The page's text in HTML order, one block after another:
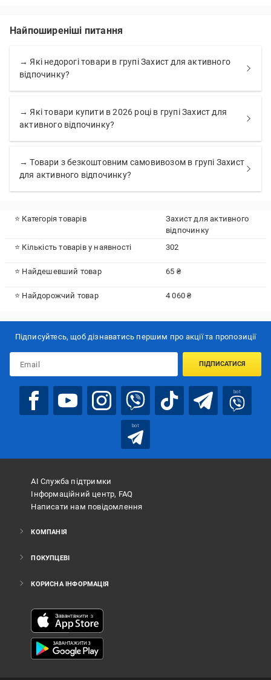
Найпоширеніші питання
→ Які недорогі товари в групі Захист для активного
відпочинку?
→ Які товари купити в 2026 році в групі Захист для
активного відпочинку?
→ Товари з безкоштовним самовивозом в групі Захист
для активного відпочинку?
⭐ Категорія товарів
Захист для активного
відпочинку
⭐ Кількість товарів у наявності
302
⭐ Найдешевший товар 65 ₴
⭐ Найдорожчий товар 4 060 ₴
Підписуйтесь, щоб дізнаватись першим про акції та пропозиції
ПІДПИСАТИСЯ
bot
bot
АІ Служба підтримки
Інформаційний центр, FAQ
Написати нам повідомлення
КОМПАНІЯ
ПОКУПЦЕВІ
КОРИСНА ІНФОРМАЦІЯ